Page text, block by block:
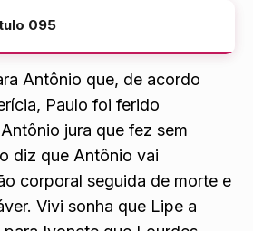
pergunta se ele é culpado.
Antônio que, de acordo
Paulo foi ferido
jura que fez sem
diz que Antônio vai
corporal seguida de morte e